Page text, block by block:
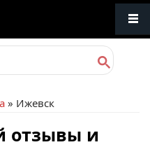
» Ижевск
отзывы и